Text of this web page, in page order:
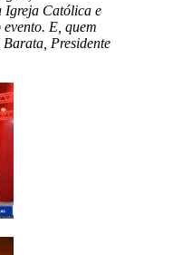
Igreja Católica e
E, quem
Presidente